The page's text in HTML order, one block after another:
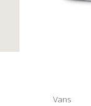
Vans